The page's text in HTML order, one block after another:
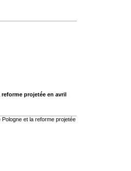
projetée en avril
et la reforme projetée